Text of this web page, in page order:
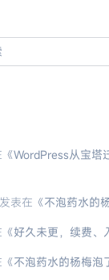
WordPress从宝塔
发表在《不泡药水的
好久未更，续费、
不泡药水的杨梅泡